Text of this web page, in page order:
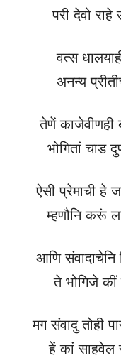
परी देवो
वत्स
अनन्य
तेणें काजेवीणही
भोगितां चाड
ऐसी प्रेमाची हे
म्हणौनि करूं
आणि
ते भोगिजे
मग संवादु तोही
हें कां